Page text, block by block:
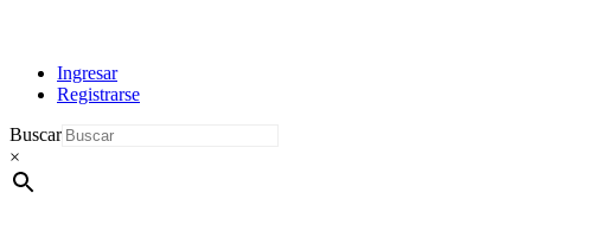
Ingresar
Registrarse
Buscar
×